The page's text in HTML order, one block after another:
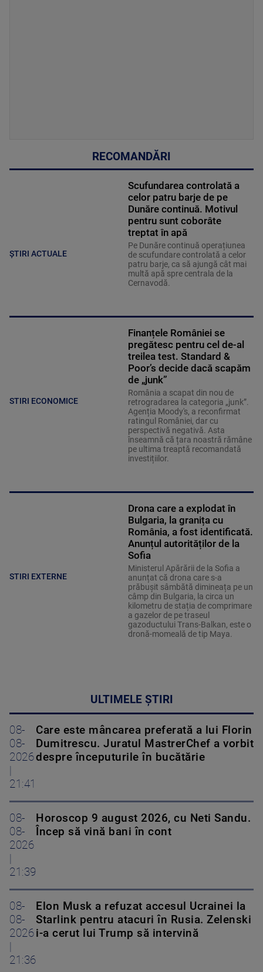
RECOMANDĂRI
ȘTIRI ACTUALE
Scufundarea controlată a
celor patru barje de pe
Dunăre continuă. Motivul
pentru sunt coborâte
treptat în apă
Pe Dunăre continuă operațiunea
de scufundare controlată a celor
patru barje, ca să ajungă cât mai
multă apă spre centrala de la
Cernavodă.
STIRI ECONOMICE
Finanțele României se
pregătesc pentru cel de-al
treilea test. Standard &
Poor’s decide dacă scapăm
de „junk”
România a scapat din nou de
retrogradarea la categoria „junk”.
Agenția Moody's, a reconfirmat
ratingul României, dar cu
perspectivă negativă. Asta
înseamnă că țara noastră rămâne
pe ultima treaptă recomandată
investițiilor.
STIRI EXTERNE
Drona care a explodat în
Bulgaria, la granița cu
România, a fost identificată.
Anunțul autorităților de la
Sofia
Ministerul Apărării de la Sofia a
anunțat că drona care s-a
prăbușit sâmbătă dimineața pe un
câmp din Bulgaria, la circa un
kilometru de stația de comprimare
a gazelor de pe traseul
gazoductului Trans-Balkan, este o
dronă-momeală de tip Maya.
ULTIMELE ȘTIRI
08-
08-
2026
21:41
Care este mâncarea preferată a lui Florin
Dumitrescu. Juratul MastrerChef a vorbit
despre începuturile în bucătărie
08-
08-
2026
21:39
Horoscop 9 august 2026, cu Neti Sandu.
Încep să vină bani în cont
08-
08-
2026
21:36
Elon Musk a refuzat accesul Ucrainei la
Starlink pentru atacuri în Rusia. Zelenski
i-a cerut lui Trump să intervină